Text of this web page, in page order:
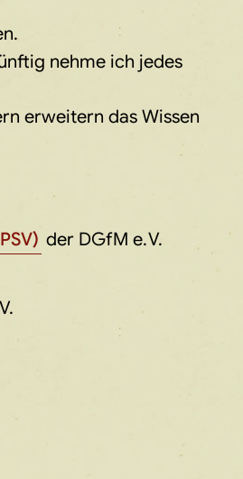
nehme ich jedes
erweitern das Wissen
der DGfM e. V.